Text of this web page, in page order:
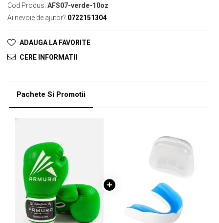
Cod Produs: AFS07-verde-10oz
Ai nevoie de ajutor? 0722151304
ADAUGA LA FAVORITE
CERE INFORMATII
Pachete Si Promotii